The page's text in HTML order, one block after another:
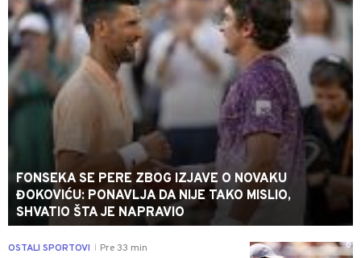
FONSEKA SE PERE ZBOG IZJAVE O NOVAKU
ĐOKOVIĆU: PONAVLJA DA NIJE TAKO MISLIO,
SHVATIO ŠTA JE NAPRAVIO
0
OSTALI SPORTOVI Pre 33 min